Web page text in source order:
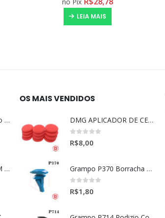
no Pix
LEIA MAIS
Lava Autos Concentrado NEV (nevada) 1:400 (500ml)
Limpador Multiuso DOM (Dominos) Dmg Pronto P/Uso (500ml)
OS MAIS VENDIDOS
DMG APLICADOR DE CERA ULTRA MACIO VERMELHO l
0out of 5
R$8,00
Grampo P370 Borracha Porta (HONDA-TOYOTA)
0out of 5
R$1,80